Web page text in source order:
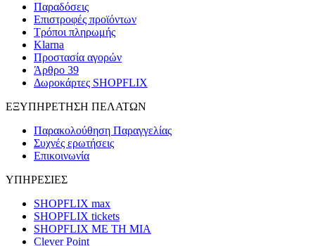
Παραδόσεις
Επιστροφές προϊόντων
Τρόποι πληρωμής
Klarna
Προστασία αγορών
Άρθρο 39
Δωροκάρτες SHOPFLIX
ΕΞΥΠΗΡΕΤΗΣΗ ΠΕΛΑΤΩΝ
Παρακολούθηση Παραγγελίας
Συχνές ερωτήσεις
Επικοινωνία
ΥΠΗΡΕΣΙΕΣ
SHOPFLIX max
SHOPFLIX tickets
SHOPFLIX ΜΕ ΤΗ ΜΙΑ
Clever Point